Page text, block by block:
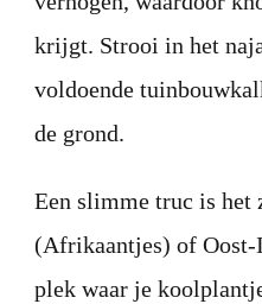
krijgt. Strooi in het
voldoende
de grond.
Een slimme truc is het
(Afrikaantjes) of Oost-
plek waar je